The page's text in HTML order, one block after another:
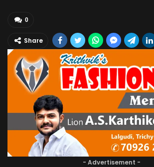
0
Share
- Advertisement -